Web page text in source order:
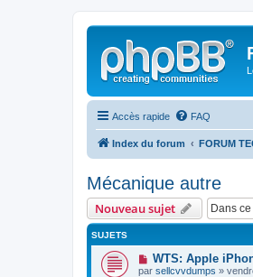
Accès rapide FAQ
Index du forum FORUM
Mécanique autre
Nouveau sujet
SUJETS
WTS: Apple
par sellcvvdumps »